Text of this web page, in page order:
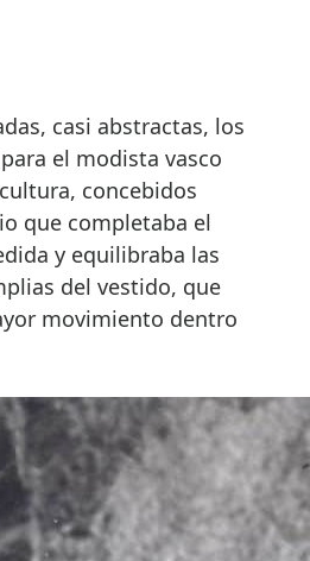
casi abstractas, los
el modista vasco
concebidos
que completaba el
y equilibraba las
del vestido, que
movimiento dentro